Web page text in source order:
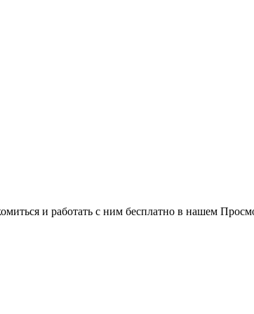
и работать с ним бесплатно в нашем